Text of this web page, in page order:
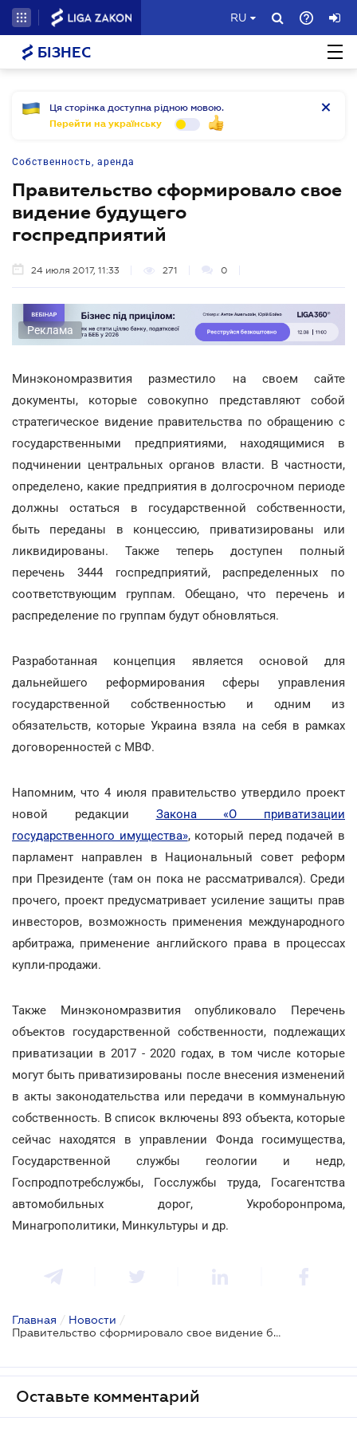
RU
БІЗНЕС
Ця сторінка доступна рідною мовою.
Перейти на українську
Собственность, аренда
Правительство сформировало свое
видение будущего
госпредприятий
24 июля 2017, 11:33 271 0
Реклама
Минэкономразвития разместило на своем сайте
документы, которые совокупно представляют собой
стратегическое видение правительства по обращению с
государственными предприятиями, находящимися в
подчинении центральных органов власти. В частности,
определено, какие предприятия в долгосрочном периоде
должны остаться в государственной собственности,
быть переданы в концессию, приватизированы или
ликвидированы. Также теперь доступен полный
перечень 3444 госпредприятий, распределенных по
соответствующим группам. Обещано, что перечень и
распределение по группам будут обновляться.
Разработанная концепция является основой для
дальнейшего реформирования сферы управления
государственной собственностью и одним из
обязательств, которые Украина взяла на себя в рамках
договоренностей с МВФ.
Напомним, что 4 июля правительство утвердило проект
новой редакции Закона «О приватизации
государственного имущества», который перед подачей в
парламент направлен в Национальный совет реформ
при Президенте (там он пока не рассматривался). Среди
прочего, проект предусматривает усиление защиты прав
инвесторов, возможность применения международного
арбитража, применение английского права в процессах
купли-продажи.
Также Минэкономразвития опубликовало Перечень
объектов государственной собственности, подлежащих
приватизации в 2017 - 2020 годах, в том числе которые
могут быть приватизированы после внесения изменений
в акты законодательства или передачи в коммунальную
собственность. В список включены 893 объекта, которые
сейчас находятся в управлении Фонда госимущества,
Государственной службы геологии и недр,
Госпродпотребслужбы, Госслужбы труда, Госагентства
автомобильных дорог, Укроборонпрома,
Минагрополитики, Минкультуры и др.
Главная / Новости /
Правительство сформировало свое видение будущего госпредприятий
Оставьте комментарий